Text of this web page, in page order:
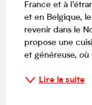
France et à
et en Belgique,
revenir dans le
propose une
et généreuse, où
Lire la suite